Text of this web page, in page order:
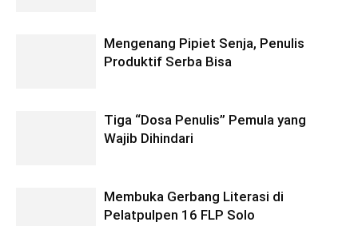
Mengenang Pipiet Senja, Penulis
Produktif Serba Bisa
Tiga “Dosa Penulis” Pemula yang
Wajib Dihindari
Membuka Gerbang Literasi di
Pelatpulpen 16 FLP Solo